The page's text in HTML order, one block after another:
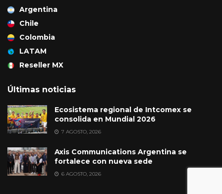
Argentina
Chile
Colombia
LATAM
Reseller MX
Últimas noticias
Ecosistema regional de Intcomex se
consolida en Mundial 2026
7 AGOSTO, 2026
Axis Communications Argentina se
fortalece con nueva sede
6 AGOSTO, 2026